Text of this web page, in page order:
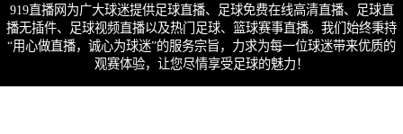
919直播网为广大球迷提供足球直播、足球免费在线高清直播、足球直
播无插件、足球视频直播以及热门足球、篮球赛事直播。我们始终秉持
“用心做直播，诚心为球迷”的服务宗旨，力求为每一位球迷带来优质的
观赛体验，让您尽情享受足球的魅力！